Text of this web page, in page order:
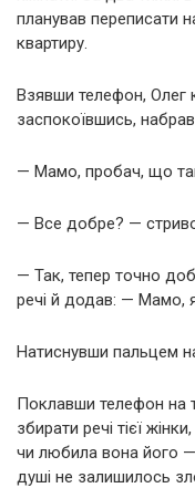
планував переписати
квартиру.
Взявши телефон, Олег
заспокоївшись,
— Мамо, пробач, що
— Все добре? —
— Так, тепер точно
речі й додав: — Мамо,
Натиснувши пальцем
Поклавши телефон на
збирати речі тієї
чи любила вона його
душі не залишилось